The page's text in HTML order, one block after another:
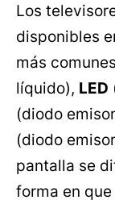
Los
disponibles
más
líquido), LED
(diodo
(diodo
pantalla se
forma en